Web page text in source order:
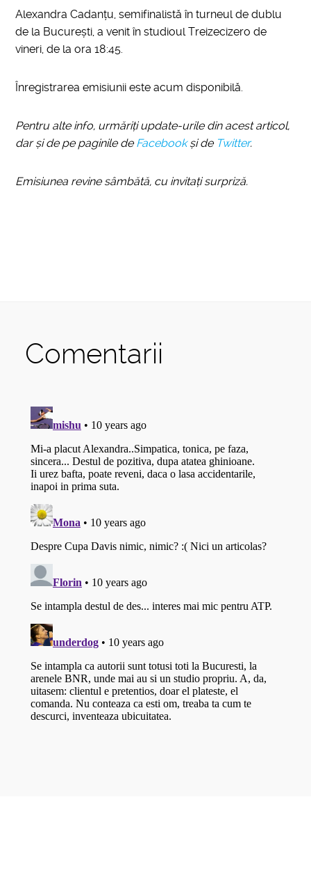
Alexandra Cadanțu, semifinalistă în turneul de dublu
de la București, a venit în studioul Treizecizero de
vineri, de la ora 18:45.
Înregistrarea emisiunii este acum disponibilă.
Pentru alte info, urmăriți update-urile din acest articol,
dar și de pe paginile de Facebookși de Twitter.
Emisiunea revine sâmbătă, cu invitați surpriză.
Comentarii